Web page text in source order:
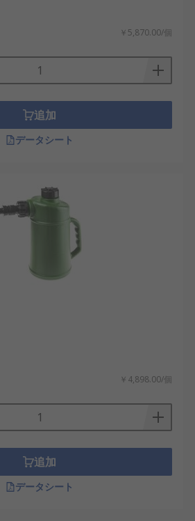
を使用できます。 バッテリリ
バッテリをしっかりとグリッ
ので、怪我をしません。 バッ
れば、バッテリを水平に保
火傷を負う可能性があるバッ
ます。
￥5,870.00/個
追加
データシート
￥4,898.00/個
追加
データシート